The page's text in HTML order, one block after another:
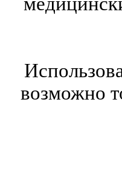
возможно